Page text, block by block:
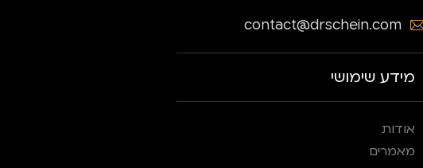
contact@drschein.com
מידע שימושי
אודות
מאמרים